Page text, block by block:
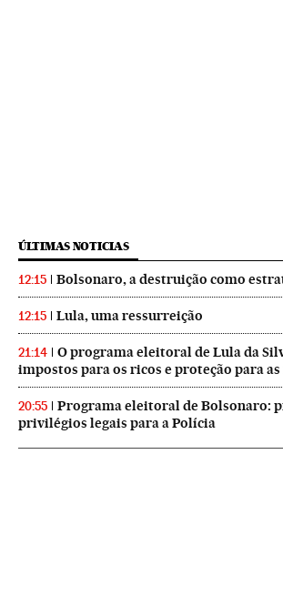
ÚLTIMAS NOTICIAS
12:15 Bolsonaro, a destruição como
12:15 Lula, uma ressurreição
21:14
O programa eleitoral de Lula da
impostos para os ricos e proteção para
20:55
Programa eleitoral de Bolsonaro:
privilégios legais para a Polícia